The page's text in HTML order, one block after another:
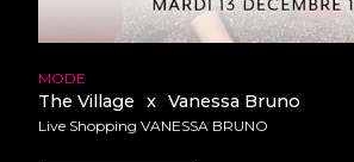
MODE
The Village x Vanessa Bruno
Live Shopping VANESSA BRUNO